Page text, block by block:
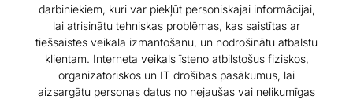
darbiniekiem, kuri var piekļūt personiskajai informācijai,
lai atrisinātu tehniskas problēmas, kas saistītas ar
tiešsaistes veikala izmantošanu, un nodrošinātu atbalstu
klientam. Interneta veikals īsteno atbilstošus fiziskos,
organizatoriskos un IT drošības pasākumus, lai
aizsargātu personas datus no nejaušas vai nelikumīgas